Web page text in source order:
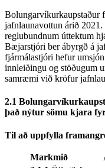
Bolungarvíkurkaupstaður
jafnlaunavottun árið
reglubundnum úttektum
Bæjarstjóri ber ábyrgð á
fjármálastjóri hefur
innleiðingu og stöðugum
samræmi við kröfur
2.1
það nýtur sömu kjara
Til að uppfylla
Markmið